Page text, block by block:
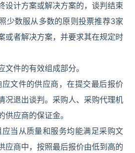
设计方案或解决方案的，谈判结束
少数服从多数的原则投票推荐3家
或者解决方案，并要求其在规定时
件的有效组成部分。
文件的供应商，在提交最后报价
况退出谈判。采购人、采购代理机
应商的保证金。
当从质量和服务均能满足采购文
应商中，按照最后报价由低到高的